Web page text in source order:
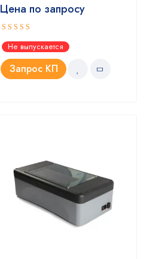
Цена по запросу
Оценка
5.00из 5
Не выпускается
Запрос КП